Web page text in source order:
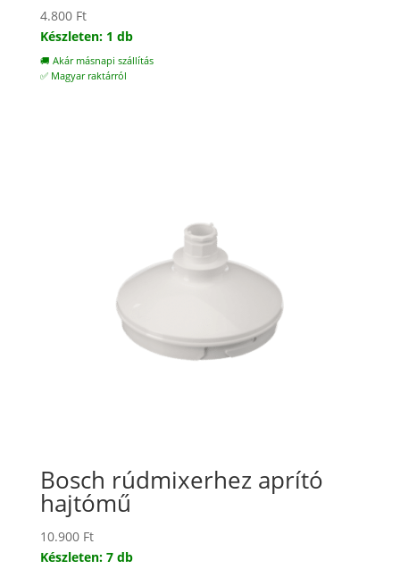
4.800 Ft
Készleten: 1 db
🚚 Akár másnapi szállítás
✅ Magyar raktárról
Bosch rúdmixerhez aprító
hajtómű
10.900 Ft
Készleten: 7 db